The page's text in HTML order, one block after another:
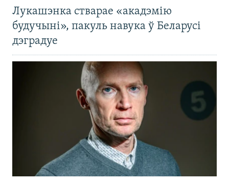
Лукашэнка стварае «акадэмію
будучыні», пакуль навука ў Беларусі
дэградуе